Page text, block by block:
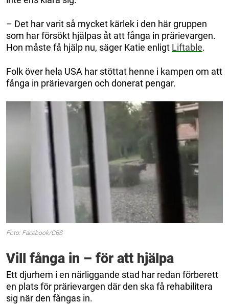
– Det har varit så mycket kärlek i den här gruppen
som har försökt hjälpas åt att fånga in prärievargen.
Hon måste få hjälp nu, säger Katie enligt Liftable.
Folk över hela USA har stöttat henne i kampen om att
fånga in prärievargen och donerat pengar.
Foto: Facebook/CBS
Vill fånga in – för att hjälpa
Ett djurhem i en närliggande stad har redan förberett
en plats för prärievargen där den ska få rehabilitera
sig när den fångas in.